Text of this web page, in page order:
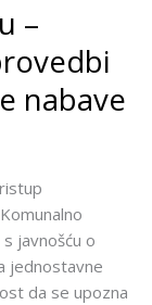
–
nabave
javnošću o
jednostavne
da se upozna